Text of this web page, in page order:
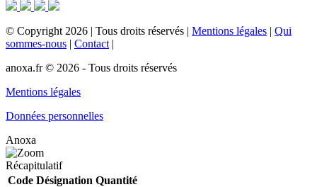
© Copyright 2026 | Tous droits réservés | Mentions légales | Qui
sommes-nous | Contact |
anoxa.fr © 2026 - Tous droits réservés
Mentions légales
Données personnelles
Anoxa
Récapitulatif
Code Désignation Quantité